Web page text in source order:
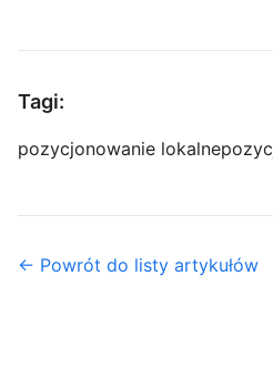
Tagi:
pozycjonowanie lokalne
← Powrót do listy artykułów